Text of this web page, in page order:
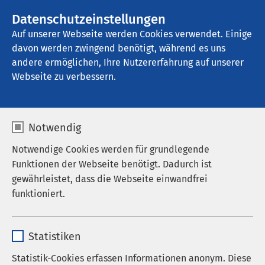
Datenschutzeinstellungen
Auf unserer Webseite werden Cookies verwendet. Einige
davon werden zwingend benötigt, während es uns
andere ermöglichen, Ihre Nutzererfahrung auf unserer
Webseite zu verbessern.
Notwendig
Notwendige Cookies werden für grundlegende
Funktionen der Webseite benötigt. Dadurch ist
gewährleistet, dass die Webseite einwandfrei
funktioniert.
Anbieter sgalinski
Statistiken
Statistik-Cookies erfassen Informationen anonym. Diese
AMEOS Klinikum Bernburg